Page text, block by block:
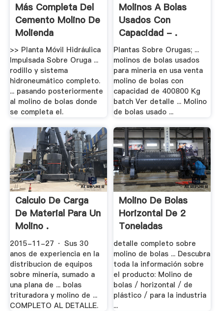
Más Completa Del
Cemento Molino De
Molienda
>> Planta Móvil Hidráulica
Impulsada Sobre Oruga ...
rodillo y sistema
hidroneumático completo.
... pasando posteriormente
al molino de bolas donde
se completa el.
Molinos A Bolas
Usados Con
Capacidad - .
Plantas Sobre Orugas; ...
molinos de bolas usados
para mineria en usa venta
molino de bolas con
capacidad de 400800 Kg
batch Ver detalle ... Molino
de bolas usado ...
Calculo De Carga
De Material Para Un
Molino .
2015-11-27 · Sus 30
anos de experiencia en la
distribucion de equipos
sobre minería, sumado a
una plana de ... bolas
trituradora y molino de ...
COMPLETO AL DETALLE.
Molino De Bolas
Horizontal De 2
Toneladas
detalle completo sobre
molino de bolas ... Descubra
toda la información sobre
el producto: Molino de
bolas / horizontal / de
plástico / para la industria
...